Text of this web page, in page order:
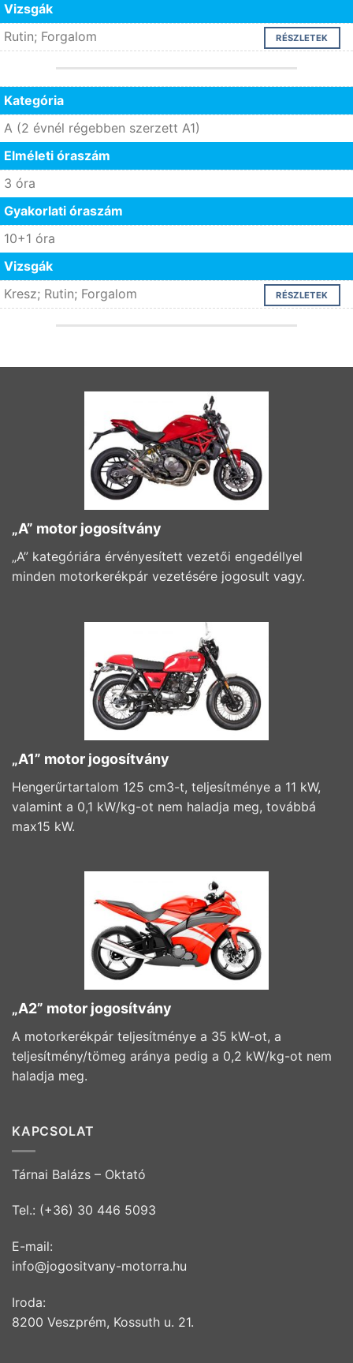
Vizsgák
Rutin; Forgalom
RÉSZLETEK
Kategória
A (2 évnél régebben szerzett A1)
Elméleti óraszám
3 óra
Gyakorlati óraszám
10+1 óra
Vizsgák
Kresz; Rutin; Forgalom
RÉSZLETEK
„A” motor jogosítvány
„A” kategóriára érvényesített vezetői engedéllyel
minden motorkerékpár vezetésére jogosult vagy.
„A1” motor jogosítvány
Hengerűrtartalom 125 cm3-t, teljesítménye a 11 kW,
valamint a 0,1 kW/kg-ot nem haladja meg, továbbá
max15 kW.
„A2” motor jogosítvány
A motorkerékpár teljesítménye a 35 kW-ot, a
teljesítmény/tömeg aránya pedig a 0,2 kW/kg-ot nem
haladja meg.
KAPCSOLAT
Tárnai Balázs – Oktató
Tel.: (+36) 30 446 5093
E-mail:
info@jogositvany-motorra.hu
Iroda:
8200 Veszprém, Kossuth u. 21.